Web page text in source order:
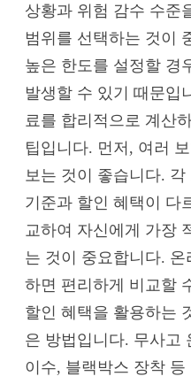
상황과 위험 감수 수준
범위를 선택하는 것이
높은 한도를 설정할 경
발생할 수 있기 때문입
료를 합리적으로 계산
팁입니다. 먼저, 여러
보는 것이 좋습니다.
기준과 할인 혜택이 다
교하여 자신에게 가장
는 것이 중요합니다.
하면 편리하게 비교할
할인 혜택을 활용하는
은 방법입니다. 무사고
이수, 블랙박스 장착